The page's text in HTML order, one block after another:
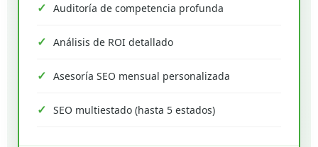
Auditoría de competencia profunda
Análisis de ROI detallado
Asesoría SEO mensual personalizada
SEO multiestado (hasta 5 estados)